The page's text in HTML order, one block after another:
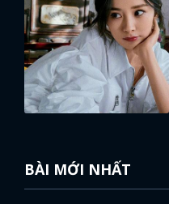
BÀI MỚI NHẤT